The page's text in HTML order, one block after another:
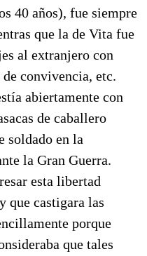
40 años), fue siempre
que la de Vita fue
al extranjero con
convivencia, etc.
abiertamente con
de caballero
soldado en la
la Gran Guerra.
esta libertad
que castigara las
porque
que tales